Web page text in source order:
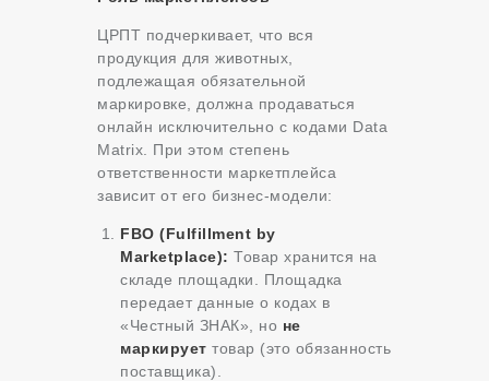
ЦРПТ подчеркивает, что вся
продукция для животных,
подлежащая обязательной
маркировке, должна продаваться
онлайн исключительно с кодами Data
Matrix. При этом степень
ответственности маркетплейса
зависит от его бизнес-модели:
FBO (Fulfillment by
Marketplace): Товар хранится на
складе площадки. Площадка
передает данные о кодах в
«Честный ЗНАК», но не
маркирует товар (это обязанность
поставщика).